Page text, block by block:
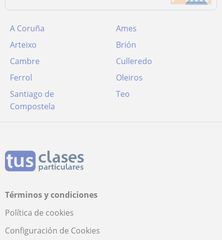
A Coruña
Ames
Arteixo
Brión
Cambre
Culleredo
Ferrol
Oleiros
Santiago de
Compostela
Teo
Términos y condiciones
Política de cookies
Configuración de Cookies